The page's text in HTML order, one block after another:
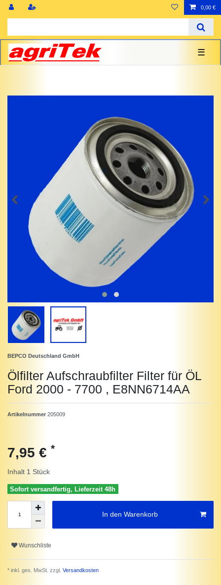
0,00 €
☰
BEPCO Deutschland GmbH
Ölfilter Aufschraubfilter Filter für ÖL
Ford 2000 - 7700 , E8NN6714AA
Artikelnummer 205009
7,95 € *
Inhalt 1 Stück
Sofort versandfertig, Lieferzeit 48h
In den Warenkorb
Wunschliste
* inkl. ges. MwSt. zzgl. Versandkosten